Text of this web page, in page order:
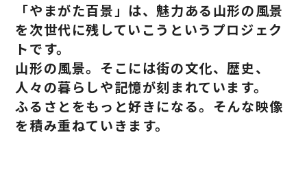
「やまがた百景」は、魅力ある山形の風景
を次世代に残していこうというプロジェク
トです。
山形の風景。そこには街の文化、歴史、
人々の暮らしや記憶が刻まれています。
ふるさとをもっと好きになる。そんな映像
を積み重ねていきます。